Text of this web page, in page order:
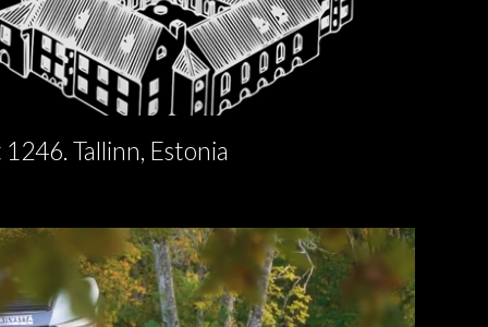
Tallinn, Estonia